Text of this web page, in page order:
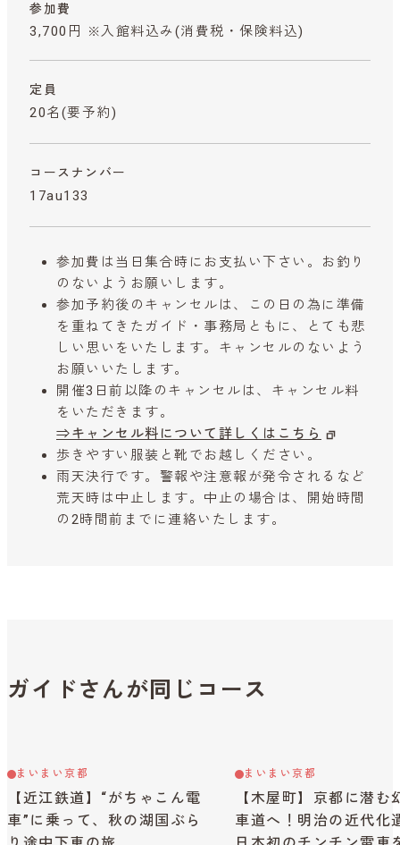
参加費
3,700円 ※入館料込み (消費税・保険料込)
定員
20名(要予約)
コースナンバー
17au133
参加費は当日集合時にお支払い下さい。お釣り
のないようお願いします。
参加予約後のキャンセルは、この日の為に準備
を重ねてきたガイド・事務局ともに、とても悲
しい思いをいたします。キャンセルのないよう
お願いいたします。
開催3日前以降のキャンセルは、キャンセル料
をいただきます。
⇒キャンセル料について詳しくはこちら
歩きやすい服装と靴でお越しください。
雨天決行です。警報や注意報が発令されるなど
荒天時は中止します。中止の場合は、開始時間
の2時間前までに連絡いたします。
ガイドさんが同じコース
まいまい京都
【近江鉄道】“がちゃこん電
車”に乗って、秋の湖国ぶら
まいまい京都
【木屋町】京都に潜む
車道へ！明治の近代化